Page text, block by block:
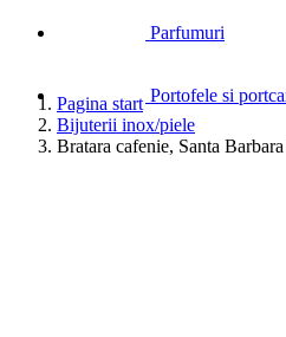
Parfumuri
Portofele si
Pagina start
Bijuterii inox/piele
Bratara cafenie, Santa